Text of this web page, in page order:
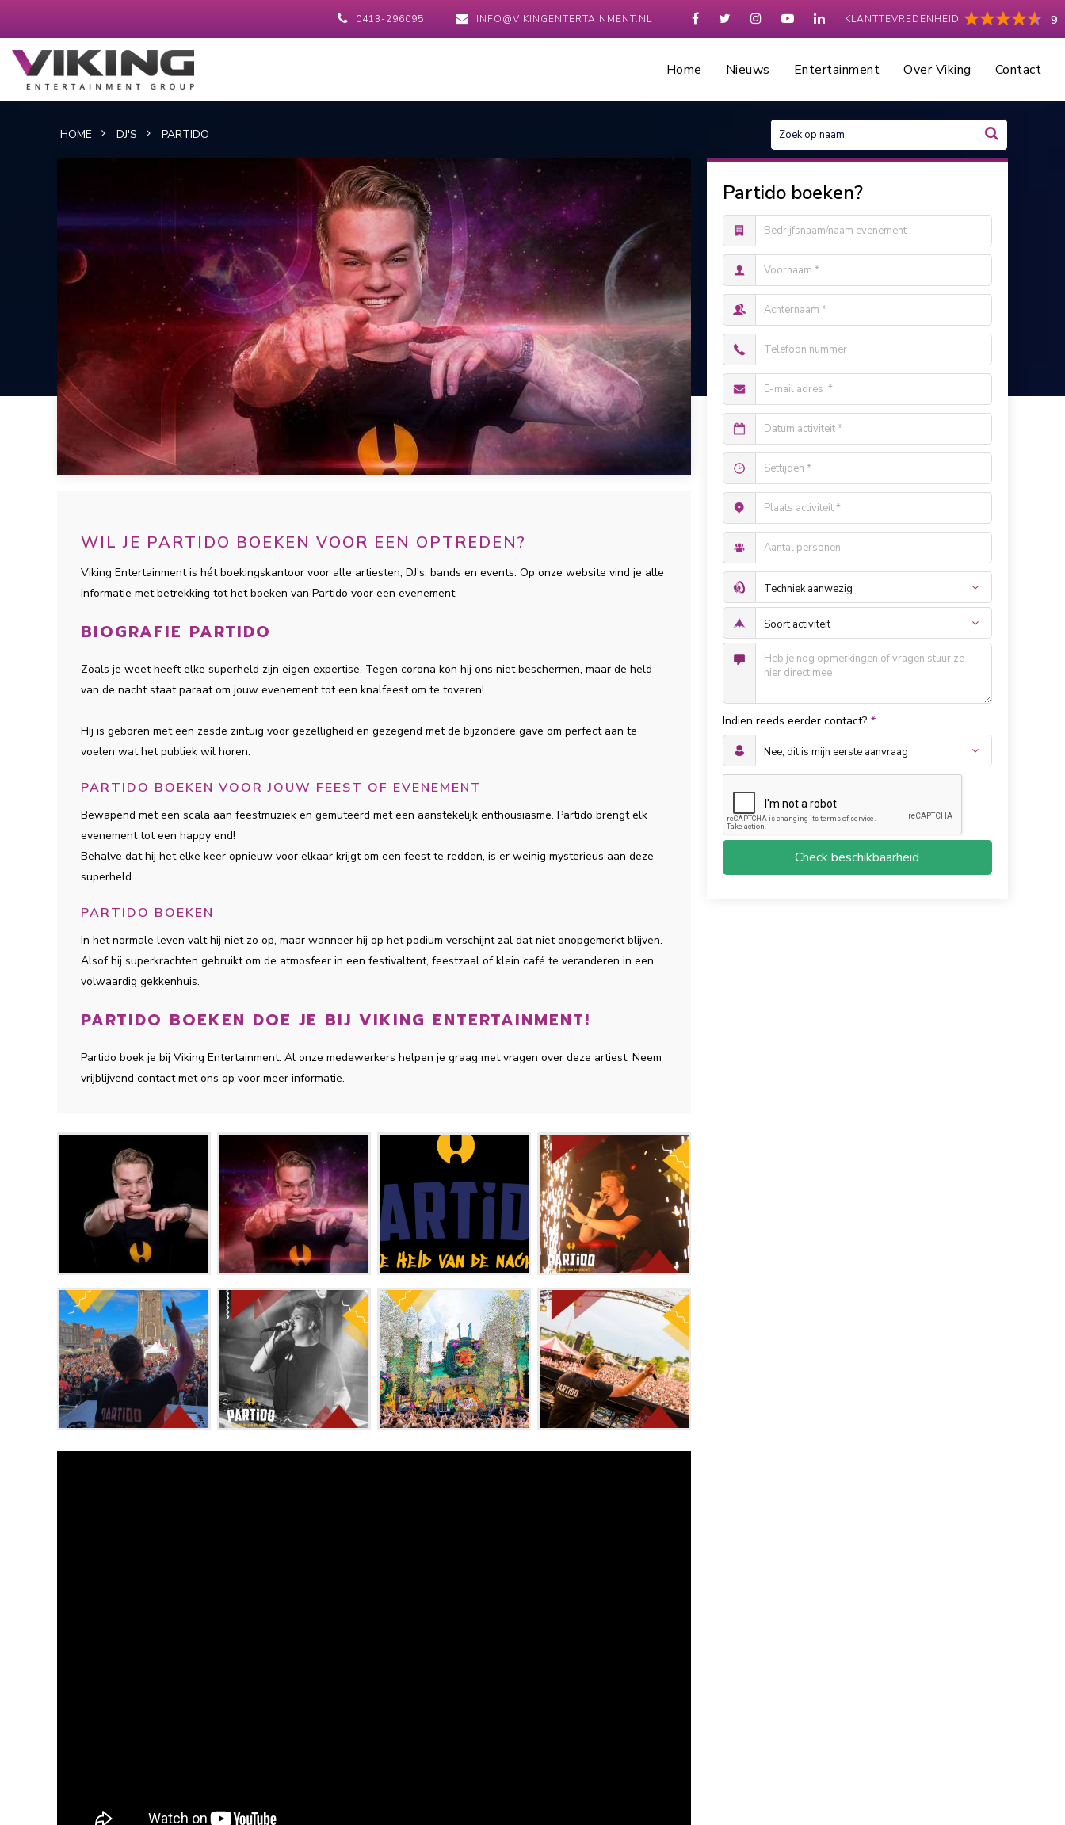
KLANTTEVREDENHEID 9
0413-296095 INFO@VIKINGENTERTAINMENT.NL
Home Nieuws Entertainment Over Viking Contact
HOME DJ'S PARTIDO
WIL JE PARTIDO BOEKEN VOOR EEN OPTREDEN?
Viking Entertainment is hét boekingskantoor voor alle artiesten, DJ's, bands en events. Op onze website vind je alle
informatie met betrekking tot het boeken van Partido voor een evenement.
BIOGRAFIE PARTIDO
Zoals je weet heeft elke superheld zijn eigen expertise. Tegen corona kon hij ons niet beschermen, maar de held
van de nacht staat paraat om jouw evenement tot een knalfeest om te toveren!
Hij is geboren met een zesde zintuig voor gezelligheid en gezegend met de bijzondere gave om perfect aan te
voelen wat het publiek wil horen.
PARTIDO BOEKEN VOOR JOUW FEEST OF EVENEMENT
Bewapend met een scala aan feestmuziek en gemuteerd met een aanstekelijk enthousiasme. Partido brengt elk
evenement tot een happy end!
Behalve dat hij het elke keer opnieuw voor elkaar krijgt om een feest te redden, is er weinig mysterieus aan deze
superheld.
PARTIDO BOEKEN
In het normale leven valt hij niet zo op, maar wanneer hij op het podium verschijnt zal dat niet onopgemerkt blijven.
Alsof hij superkrachten gebruikt om de atmosfeer in een festivaltent, feestzaal of klein café te veranderen in een
volwaardig gekkenhuis.
PARTIDO BOEKEN DOE JE BIJ VIKING ENTERTAINMENT!
Partido boek je bij Viking Entertainment. Al onze medewerkers helpen je graag met vragen over deze artiest. Neem
vrijblijvend contact met ons op voor meer informatie.
Partido boeken?
Indien reeds eerder contact? *
Check beschikbaarheid